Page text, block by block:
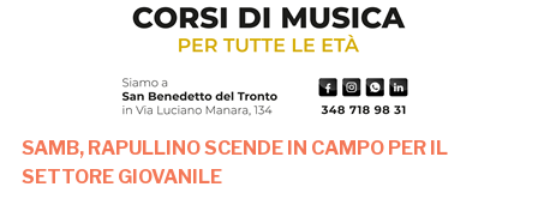
SAMB, RAPULLINO SCENDE IN CAMPO PER IL
SETTORE GIOVANILE